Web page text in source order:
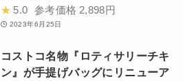
★ 5.0 参考価格 2,898円
2023年6月25日
コストコ名物『ロティサリーチキ
ン』が手提げバッグにリニューア